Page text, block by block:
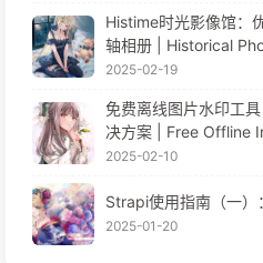
Histime时光影像馆：
轴相册 | Historical
2025-02-19
免费离线图片水印工
决方案 | Free Offline
2025-02-10
Strapi使用指南（一
2025-01-20